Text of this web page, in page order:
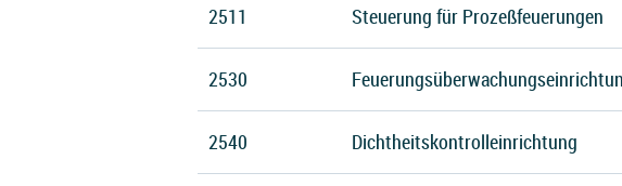
2511 Steuerung für Prozeßfeuerungen
2530
2540 Dichtheitskontrolleinrichtung